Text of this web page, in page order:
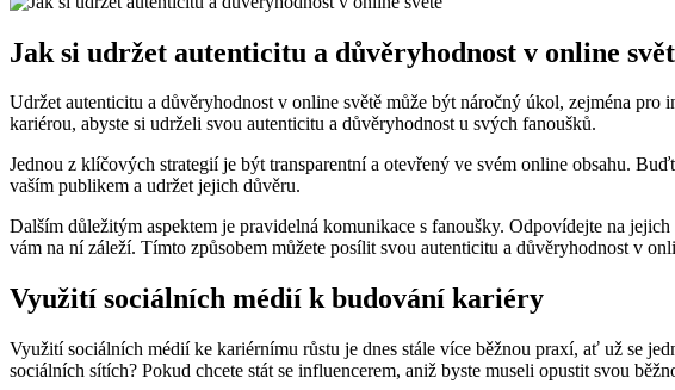
Jak si udržet autenticitu a důvěryhodnost v online
Udržet autenticitu a důvěryhodnost v online světě může být náročný úkol, zejména
kariérou, abyste si udrželi svou autenticitu a důvěryhodnost u svých fanoušků.
Jednou z klíčových strategií je být transparentní a otevřený ve svém online obsahu.
vaším publikem a udržet jejich důvěru.
Dalším důležitým aspektem je pravidelná komunikace s fanoušky. Odpovídejte na
vám na ní záleží. Tímto způsobem můžete posílit svou autenticitu a důvěryhodnost v
Využití sociálních médií k budování kariéry
Využití sociálních médií ke kariérnímu růstu je dnes stále více běžnou praxí, ať už se
sociálních sítích? Pokud chcete stát se influencerem, aniž byste museli opustit svou